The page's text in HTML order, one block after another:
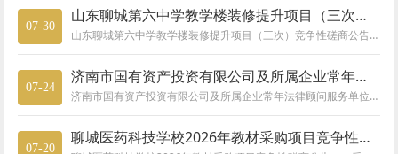
07-30
山东聊城第六中学教学楼装修提升项目（三次）竞争性磋商公告
山东聊城第六中学教学楼装修提升项目（三次）竞争性磋商公告一、采购人:山东聊城第六中学地址：聊城市东昌东路32号联系人：李主任联系方式：15553251833二、采购代理机构：山东冠宇招标有限公司地址：聊城市东昌府区利民东路26号水利科技推广中心507室（剧院路口东50米路南）联系人：李全鑫联系方式：15666735210三、项目名称及采购编号项目名称：山东聊城第六中学教学楼装修提升项目项目编号：S
07-24
济南市国有资产投资有限公司及所属企业常年法律顾问服务单位采购项目询比采购公告
济南市国有资产投资有限公司及所属企业常年法律顾问服务单位采购项目询比采购公告
07-20
聊城医药科技学校2026年教材采购项目竞争性磋商公告